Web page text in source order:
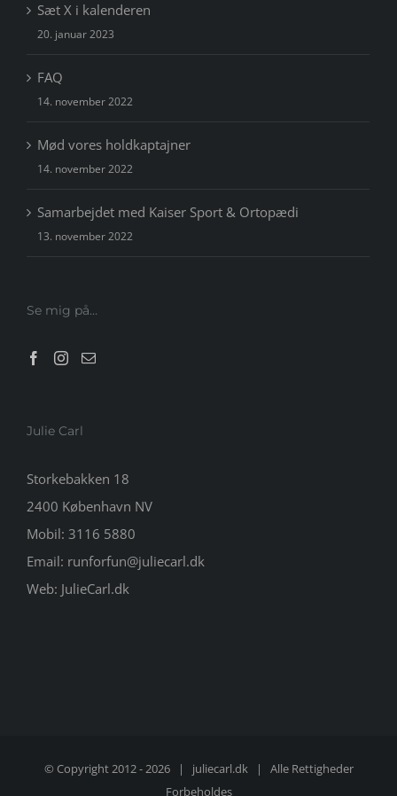
Sæt X i kalenderen
20. januar 2023
FAQ
14. november 2022
Mød vores holdkaptajner
14. november 2022
Samarbejdet med Kaiser Sport & Ortopædi
13. november 2022
Se mig på…
Julie Carl
Storkebakken 18
2400 København NV
Mobil: 3116 5880
Email: runforfun@juliecarl.dk
Web: JulieCarl.dk
© Copyright 2012 -2026 | juliecarl.dk| Alle Rettigheder
Forbeholdes